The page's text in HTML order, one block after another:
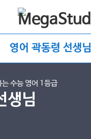
영어 곽동령 선생님
수능 영어 1등급
생님